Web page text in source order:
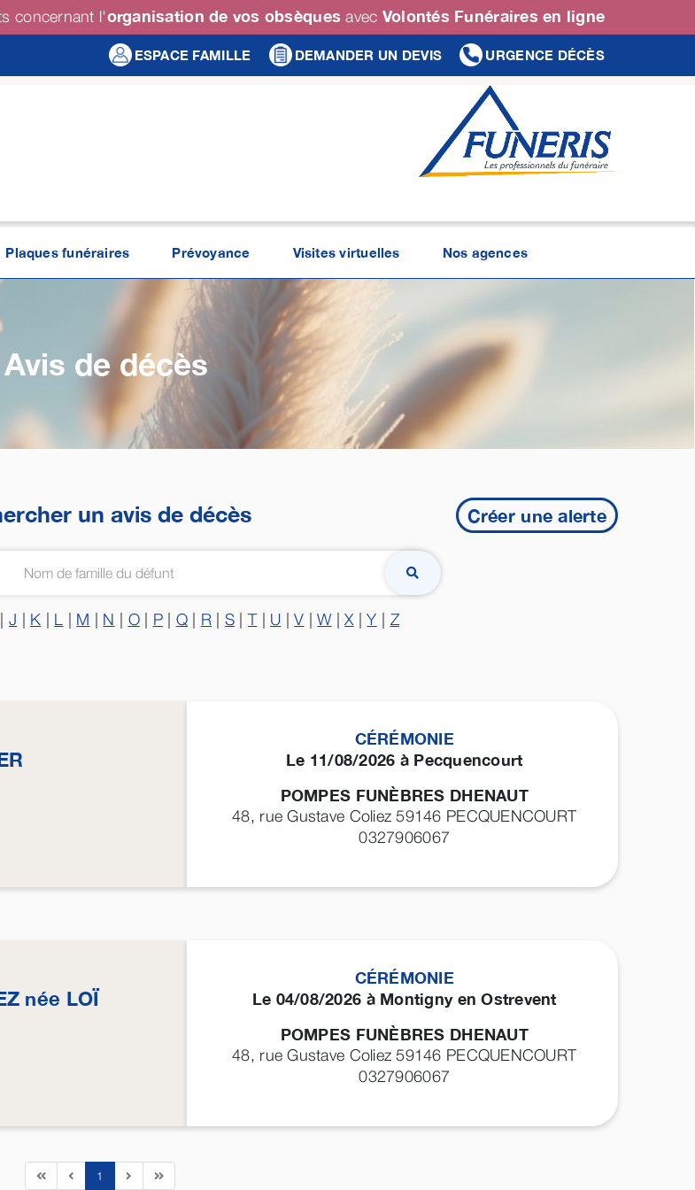
concernant l'organisation de vos obsèques avec Volontés Funéraires en ligne
ESPACE FAMILLE DEMANDER UN DEVIS URGENCE DÉCÈS
Plaques funéraires Prévoyance Visites virtuelles Nos agences
Avis de décès
un avis de décès Créer une alerte
|J K L M N O| P| Q| R S T U |V |W|X|Y Z
CÉRÉMONIE
Le 11/08/2026 à Pecquencourt
POMPES FUNÈBRES DHENAUT
48, rue Gustave Coliez 59146 PECQUENCOURT
0327906067
née LOÏ
CÉRÉMONIE
Le 04/08/2026 à Montigny en Ostrevent
POMPES FUNÈBRES DHENAUT
48, rue Gustave Coliez 59146 PECQUENCOURT
0327906067
1